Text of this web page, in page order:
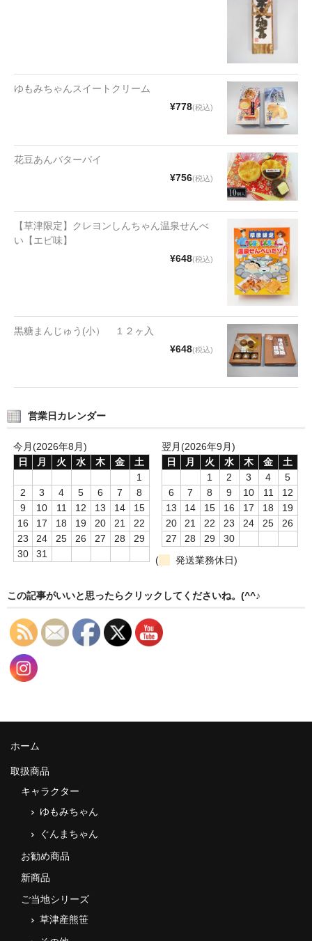
梅
その他
その他
文具・雑貨
タオルほか
民芸品
会社情報
会社理念
社長あいさつ
お問合せ
送料のご案内
スタッフブログ
草津Tip店
ゆもみちゃんスイートクリーム
¥778(税込)
花豆あんバターパイ
¥756(税込)
【草津限定】クレヨンしんちゃん温泉せんべ
い【エビ味】
¥648(税込)
黒糖まんじゅう(小） １２ヶ入
¥648(税込)
営業日カレンダー
今月(2026年8月)
日
月 火 水 木 金
土
1
2
3 4 5 6 7
8
9
10 11 12 13 14
15
16
17 18 19 20 21
22
23
24 25 26 27 28
29
30
31
翌月(2026年9月)
日
月 火 水 木 金
土
1
2 3 4
5
6
7 8 9 10 11
12
13
14 15 16 17 18
19
20
21 22 23 24 25
26
27
28 29
30
(
発送業務休日)
この記事がいいと思ったらクリックしてくださいね。(^^♪
ホーム
取扱商品
キャラクター
ゆもみちゃん
ぐんまちゃん
お勧め商品
新商品
ご当地シリーズ
草津産熊笹